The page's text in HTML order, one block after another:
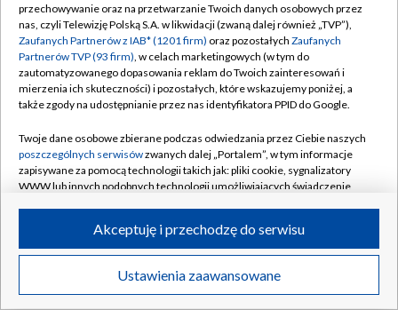
Abonament TVP
Emisja w TVP
Centrum informacji TVP
Naziemna Telewizja Cyfrowa
Rada Programowa
System NOS
Informacje o nadawcy
Program dla prasy
Ogłoszenie przetargowe
Regulamin TVP
Polityka prywatności
Moje zgody
Pomoc
Kontakt
Kanały
©2026 Telewizja Polska S.A. w likwidacji
przechowywanie oraz na przetwarzanie Twoich danych osobowych przez
nas, czyli Telewizję Polską S.A. w likwidacji (zwaną dalej również „TVP”),
Zaufanych Partnerów z IAB* (1201 firm) oraz pozostałych Zaufanych
Partnerów TVP (93 firm), w celach marketingowych (w tym do
zautomatyzowanego dopasowania reklam do Twoich zainteresowań i
mierzenia ich skuteczności) i pozostałych, które wskazujemy poniżej, a
także zgody na udostępnianie przez nas identyfikatora PPID do Google.
Twoje dane osobowe zbierane podczas odwiedzania przez Ciebie naszych
poszczególnych serwisówzwanych dalej „Portalem”, w tym informacje
zapisywane za pomocą technologii takich jak: pliki cookie, sygnalizatory
WWW lub innych podobnych technologii umożliwiających świadczenie
ruchu w Internecie.
Twoje dane osobowe zbierane podczas odwiedzania przez Ciebie
poszczególnych serwisówna Portalu, takie jak adresy IP, identyfikatory
Ustawienia zaawansowane
Akceptuję i przechodzę do serwisu